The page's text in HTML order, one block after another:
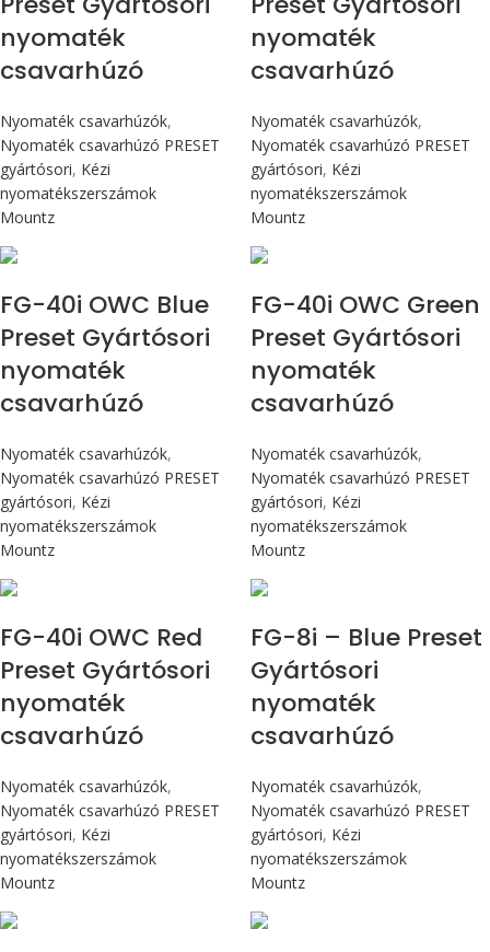
nyomaték
csavarhúzó
Nyomaték csavarhúzók,
Nyomaték csavarhúzó PRESET
gyártósori, Kézi
nyomatékszerszámok
Mountz
nyomaték
csavarhúzó
Nyomaték csavarhúzók,
Nyomaték csavarhúzó PRESET
gyártósori, Kézi
nyomatékszerszámok
Mountz
FG-40i OWC Blue
Preset Gyártósori
nyomaték
csavarhúzó
Nyomaték csavarhúzók,
Nyomaték csavarhúzó PRESET
gyártósori, Kézi
nyomatékszerszámok
Mountz
FG-40i OWC Green
Preset Gyártósori
nyomaték
csavarhúzó
Nyomaték csavarhúzók,
Nyomaték csavarhúzó PRESET
gyártósori, Kézi
nyomatékszerszámok
Mountz
FG-40i OWC Red
Preset Gyártósori
nyomaték
csavarhúzó
Nyomaték csavarhúzók,
Nyomaték csavarhúzó PRESET
gyártósori, Kézi
nyomatékszerszámok
Mountz
FG-8i – Blue Preset
Gyártósori
nyomaték
csavarhúzó
Nyomaték csavarhúzók,
Nyomaték csavarhúzó PRESET
gyártósori, Kézi
nyomatékszerszámok
Mountz